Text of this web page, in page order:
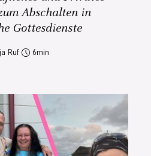
Abschalten in
Gottesdienste
Ruf 6